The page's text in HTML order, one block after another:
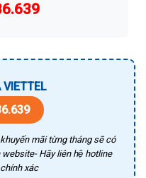
VIETTEL
mãi từng tháng sẽ có
Hãy liên hệ hotline
xác